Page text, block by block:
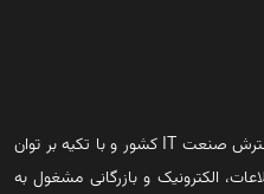
شرکت ستاک فناوری ویرا در راستای گسترش صنعت IT کشور و با تکیه بر توان
الکترونیک و بازرگانی مشغول به